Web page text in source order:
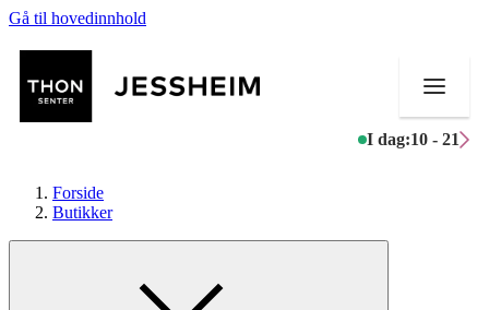
Gå til hovedinnhold
I dag:10 - 21
Forside
Butikker